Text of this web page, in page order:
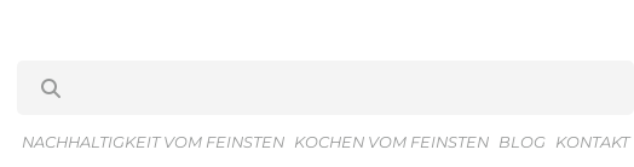
NACHHALTIGKEIT VOM FEINSTEN KOCHEN VOM FEINSTEN BLOG KONTAKT